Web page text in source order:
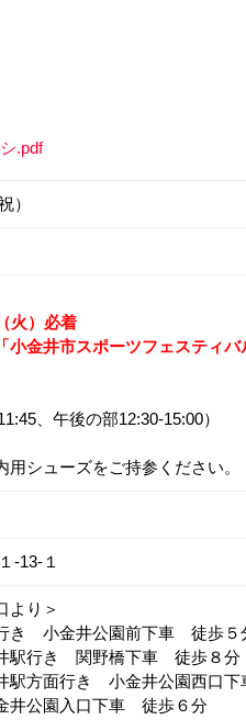
.pdf
）
火）必着
小金井市スポーツフェスティバ
、午後の部12:30-15:00）
シューズをご持参ください。
-13-１
より＞
き 小金井公園前下車 徒歩５
駅行き 関野橋下車 徒歩８分
駅方面行き 小金井公園西口
井公園入口下車 徒歩６分